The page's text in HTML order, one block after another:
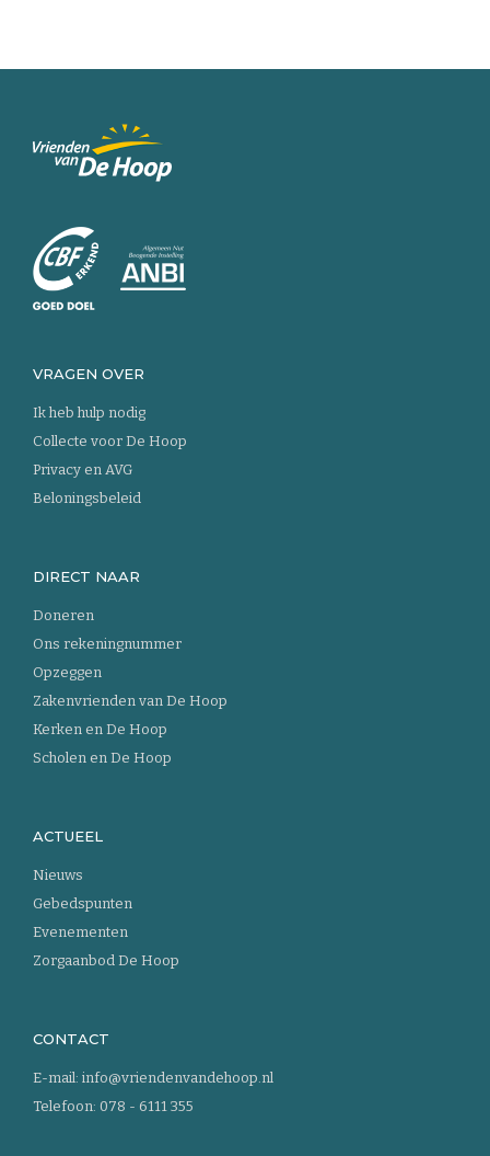
de
homepage
VRAGEN OVER
Ik heb hulp nodig
Collecte voor De Hoop
Privacy en AVG
Beloningsbeleid
DIRECT NAAR
Doneren
Ons rekeningnummer
Opzeggen
Zakenvrienden van De Hoop
Kerken en De Hoop
Scholen en De Hoop
ACTUEEL
Nieuws
Gebedspunten
Evenementen
Zorgaanbod De Hoop
CONTACT
E-mail: info@vriendenvandehoop.nl
Telefoon: 078 - 6111 355